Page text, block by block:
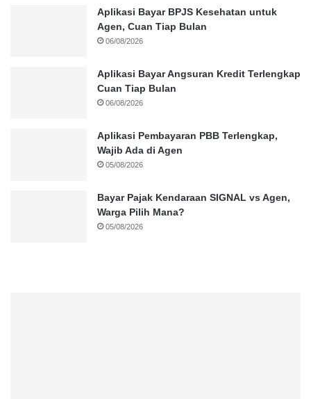
Aplikasi Bayar BPJS Kesehatan untuk
Agen, Cuan Tiap Bulan
06/08/2026
Aplikasi Bayar Angsuran Kredit Terlengkap
Cuan Tiap Bulan
06/08/2026
Aplikasi Pembayaran PBB Terlengkap,
Wajib Ada di Agen
05/08/2026
Bayar Pajak Kendaraan SIGNAL vs Agen,
Warga Pilih Mana?
05/08/2026